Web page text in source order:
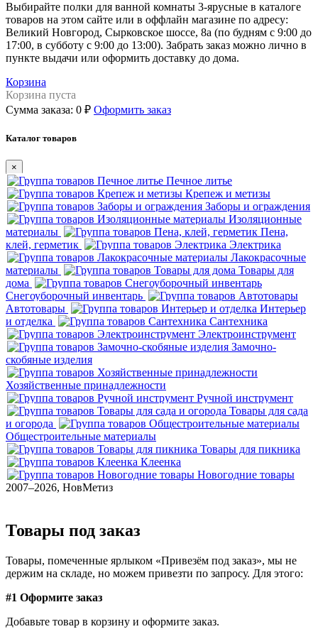
Выбирайте полки для ванной комнаты 3-ярусные в каталоге
товаров на этом сайте или в оффлайн магазине по адресу:
Великий Новгород, Сырковское шоссе, 8а (по будням с 9:00 до
17:00, в субботу с 9:00 до 13:00). Забрать заказ можно лично в
пункте выдачи или оформить доставку до дома.
Корзина
Корзина пуста
Сумма заказа: 0 ₽ Оформить заказ
Каталог товаров
×
Печное литье
Крепеж и метизы
Заборы и ограждения
Изоляционные
материалы
Пена,
клей, герметик
Электрика
Лакокрасочные
материалы
Товары для
дома
Снегоуборочный инвентарь
Автотовары
Интерьер
и отделка
Сантехника
Электроинструмент
Замочно-
скобяные изделия
Хозяйственные принадлежности
Ручной инструмент
Товары для сада
и огорода
Общестроительные материалы
Товары для пикника
Клеенка
Новогодние товары
2007–2026, НовМетиз
Товары под заказ
Товары, помеченные ярлыком «Привезём под заказ», мы не
держим на складе, но можем привезти по запросу. Для этого:
#1 Оформите заказ
Добавьте товар в корзину и оформите заказ.